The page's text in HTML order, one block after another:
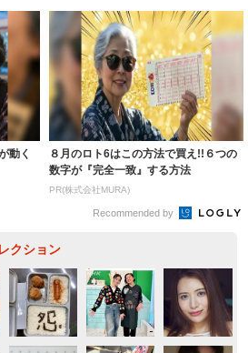
動く
８月のロト6はこの方法で買え!!６つの
数字が『完全一致』する方法
PR(株式会社MURA)
Recommended by
クション